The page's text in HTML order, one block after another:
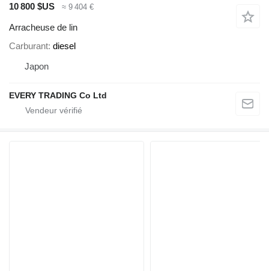
10 800 $US
≈ 9 404 €
Arracheuse de lin
Carburant diesel
Japon
EVERY TRADING Co Ltd